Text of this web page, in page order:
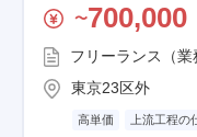
〜700,000
フリーランス（業
東京23区外
高単価 上流工程の